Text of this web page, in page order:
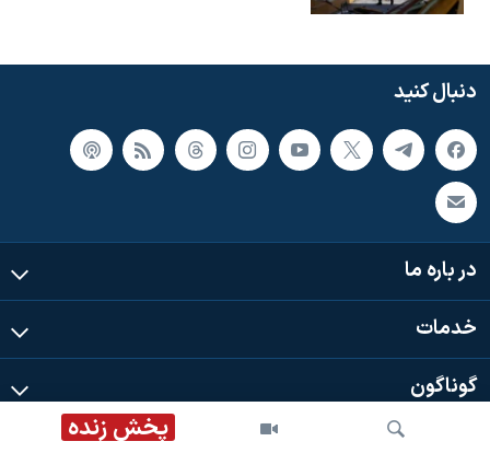
پخش زنده
دنبال کنید
در باره ما
خدمات
گوناگون